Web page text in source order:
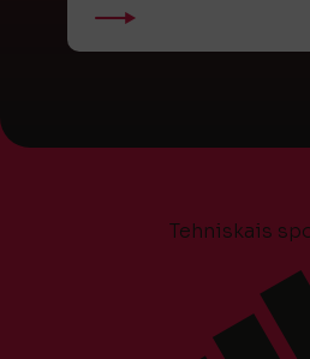
Tehniskais